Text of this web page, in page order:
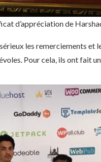
d’appréciation de
les remerciements et
Pour cela, ils ont fait